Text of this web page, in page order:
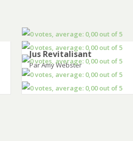
Jus Revitalisant
Par Amy Webster